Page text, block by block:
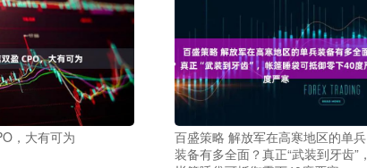
，大有可为
百盛策略 解放军在高寒地区的单兵
装备有多全面？真正“武装到牙齿”，